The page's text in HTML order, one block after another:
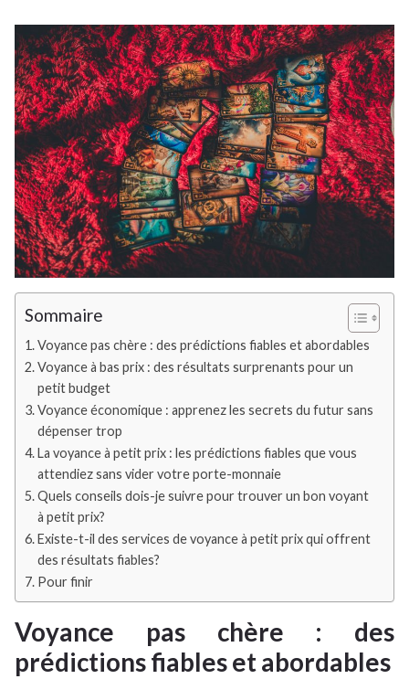
Sommaire
Voyance pas chère : des prédictions fiables et abordables
Voyance à bas prix : des résultats surprenants pour un
petit budget
Voyance économique : apprenez les secrets du futur sans
dépenser trop
La voyance à petit prix : les prédictions fiables que vous
attendiez sans vider votre porte-monnaie
Quels conseils dois-je suivre pour trouver un bon voyant
à petit prix?
Existe-t-il des services de voyance à petit prix qui offrent
des résultats fiables?
Pour finir
Voyance pas chère : des
prédictions fiables et abordables